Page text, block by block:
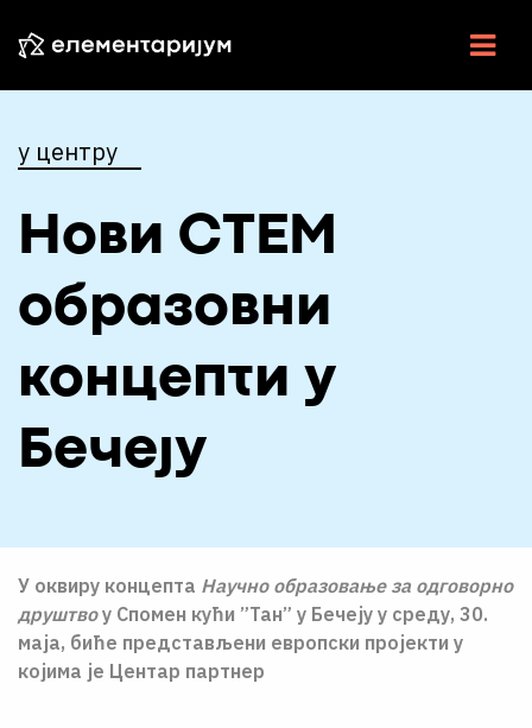
НАУЧНЕ ВЕСТИ
У ЦЕНТРУ
ЕСЕЈИ
ИНТЕРВЈУ
ЕЛЕМЕНТИ
ВИДЕО
О НАМА
ЦПН
LAT
у центру
Нови СТЕМ
образовни
концепти у
Бечеју
У оквиру концепта Научно образовање за одговорно
друштвоу Спомен кући ”Тан” у Бечеју у среду, 30.
маја, биће представљени европски пројекти у
којима је Центар партнер